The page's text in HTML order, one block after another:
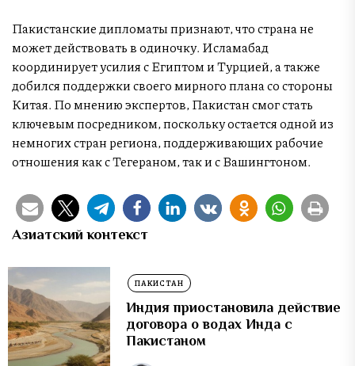
Пакистанские дипломаты признают, что страна не
может действовать в одиночку. Исламабад
координирует усилия с Египтом и Турцией, а также
добился поддержки своего мирного плана со стороны
Китая. По мнению экспертов, Пакистан смог стать
ключевым посредником, поскольку остается одной из
немногих стран региона, поддерживающих рабочие
отношения как с Тегераном, так и с Вашингтоном.
Азиатский контекст
ПАКИСТАН
Индия приостановила действие
договора о водах Инда с
Пакистаном